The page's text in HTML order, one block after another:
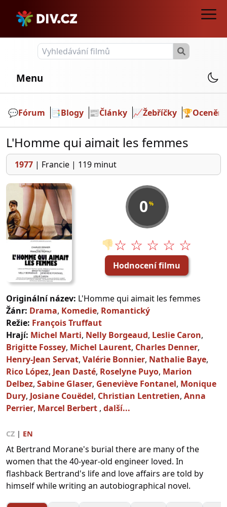
Menu
💬️Fórum 📑Blogy 📰Články 📈Žebříčky 🏆Ocenění
L'Homme qui aimait les femmes
1977 | Francie | 119 minut
0 %
👎☆ ☆ ☆ ☆ ☆
Hodnocení filmu
Originální název: L'Homme qui aimait les femmes
Žánr: Drama, Komedie, Romantický
Režie: François Truffaut
Hrají: Michel Marti, Nelly Borgeaud, Leslie Caron,
Brigitte Fossey, Michel Laurent, Charles Denner,
Henry-Jean Servat, Valérie Bonnier, Nathalie Baye,
Rico López, Jean Dasté, Roselyne Puyo, Marion
Delbez, Sabine Glaser, Geneviève Fontanel, Monique
Dury, Josiane Couëdel, Christian Lentretien, Anna
Perrier, Marcel Berbert , další...
CZ | EN
At Bertrand Morane's burial there are many of the
women that the 40-year-old engineer loved. In
flashback Bertrand's life and love affairs are told by
himself while writing an autobiographical novel.